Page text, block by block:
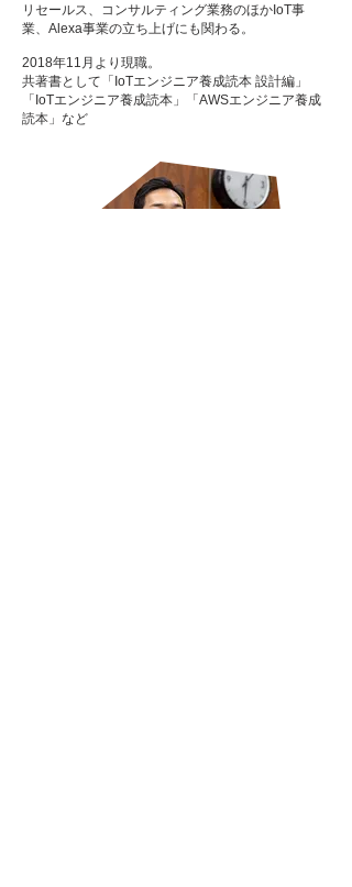
リセールス、コンサルティング業務のほかIoT事
業、Alexa事業の立ち上げにも関わる。
2018年11月より現職。
共著書として「IoTエンジニア養成読本 設計編」
「IoTエンジニア養成読本」「AWSエンジニア養成
読本」など